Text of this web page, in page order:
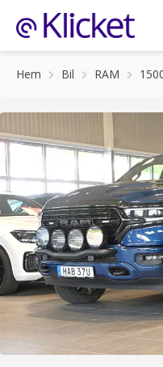
Hem Bil RAM